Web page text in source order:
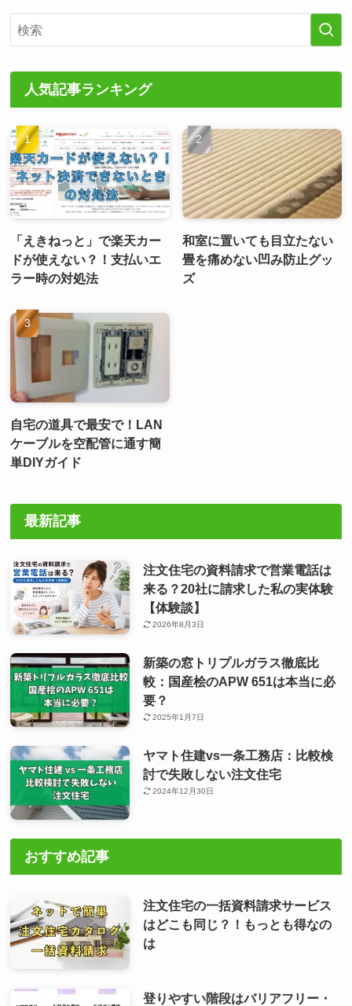
人気記事ランキング
「えきねっと」で楽天カー
ドが使えない？！支払いエ
ラー時の対処法
和室に置いても目立たない
畳を痛めない凹み防止グッ
ズ
自宅の道具で最安で！LAN
ケーブルを空配管に通す簡
単DIYガイド
最新記事
注文住宅の資料請求で営業電話は
来る？20社に請求した私の実体験
【体験談】
2026年8月3日
新築の窓トリプルガラス徹底比
較：国産桧のAPW 651は本当に必
要？
2025年1月7日
ヤマト住建vs一条工務店：比較検
討で失敗しない注文住宅
2024年12月30日
おすすめ記事
注文住宅の一括資料請求サービス
はどこも同じ？！もっとも得なの
は
登りやすい階段はバリアフリー・